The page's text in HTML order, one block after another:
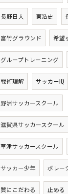
長野日大 東浩史
富竹グラウンド 希望
グループトレーニング
戦術理解 サッカーIQ
野洲サッカースクール
滋賀県サッカースクール
草津サッカースクール
サッカー少年 ボレー
質にこだわる 止める